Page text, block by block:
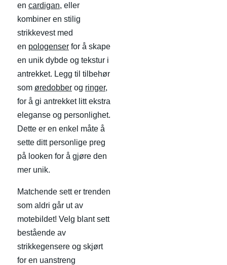
en cardigan, eller
kombiner en stilig
strikkevest med
en pologenser for å skape
en unik dybde og tekstur i
antrekket. Legg til tilbehør
som øredobber og ringer,
for å gi antrekket litt ekstra
eleganse og personlighet.
Dette er en enkel måte å
sette ditt personlige preg
på looken for å gjøre den
mer unik.
Matchende sett er trenden
som aldri går ut av
motebildet! Velg blant sett
bestående av
strikkegensere og skjørt
for en uanstreng